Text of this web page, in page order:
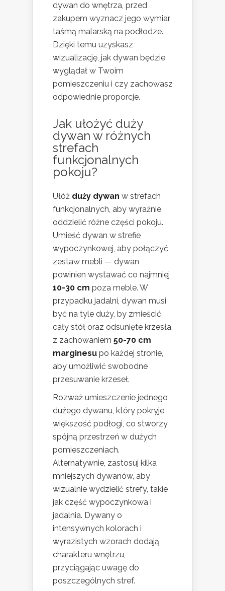
dywan do wnętrza, przed
zakupem wyznacz jego wymiar
taśmą malarską na podłodze.
Dzięki temu uzyskasz
wizualizację, jak dywan będzie
wyglądał w Twoim
pomieszczeniu i czy zachowasz
odpowiednie proporcje.
Jak ułożyć duży
dywan w różnych
strefach
funkcjonalnych
pokoju?
Ułóż duży dywan w strefach
funkcjonalnych, aby wyraźnie
oddzielić różne części pokoju.
Umieść dywan w strefie
wypoczynkowej, aby połączyć
zestaw mebli — dywan
powinien wystawać co najmniej
10-30 cm poza meble. W
przypadku jadalni, dywan musi
być na tyle duży, by zmieścić
cały stół oraz odsunięte krzesła,
z zachowaniem 50-70 cm
marginesu po każdej stronie,
aby umożliwić swobodne
przesuwanie krzeseł.
Rozważ umieszczenie jednego
dużego dywanu, który pokryje
większość podłogi, co stworzy
spójną przestrzeń w dużych
pomieszczeniach.
Alternatywnie, zastosuj kilka
mniejszych dywanów, aby
wizualnie wydzielić strefy, takie
jak część wypoczynkowa i
jadalnia. Dywany o
intensywnych kolorach i
wyrazistych wzorach dodają
charakteru wnętrzu,
przyciągając uwagę do
poszczególnych stref.